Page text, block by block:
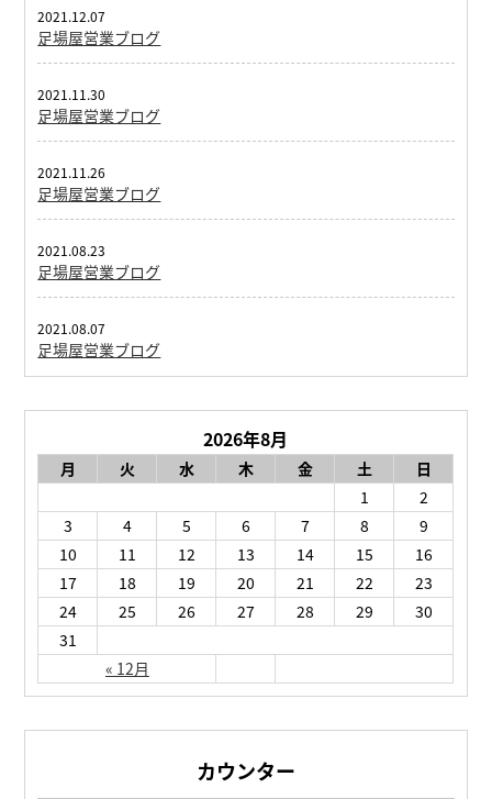
足場屋営業ブログ
2021.12.07
足場屋営業ブログ
2021.11.30
足場屋営業ブログ
2021.11.26
足場屋営業ブログ
2021.08.23
足場屋営業ブログ
2021.08.07
2026年8月
月 火 水 木 金 土 日
« 12月
1
2
3
4 5 6 7 8
9
10
11 12 13 14 15
16
17
18 19 20 21 22
23
24
25 26 27 28 29
30
31